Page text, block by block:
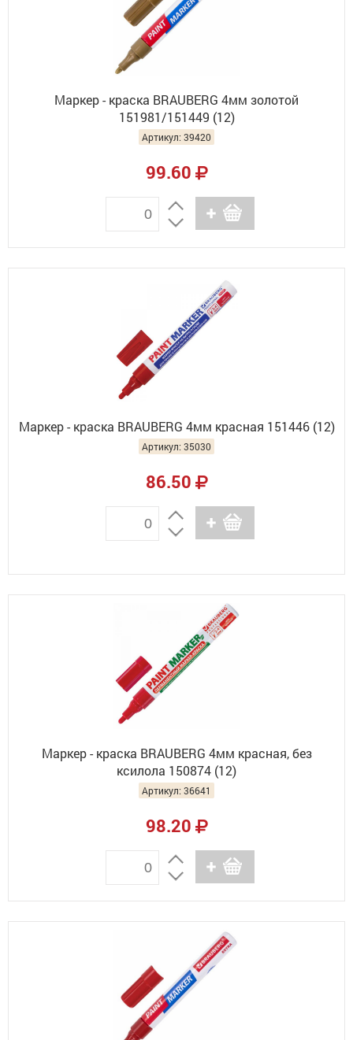
Маркер - краска BRAUBERG 4мм золотой
151981/151449 (12)
Артикул: 39420
99.60
Маркер - краска BRAUBERG 4мм красная 151446 (12)
Артикул: 35030
86.50
Маркер - краска BRAUBERG 4мм красная, без
ксилола 150874 (12)
Артикул: 36641
98.20